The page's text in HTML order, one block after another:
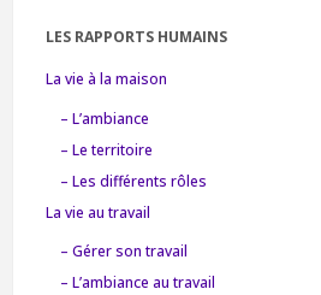
LES RAPPORTS HUMAINS
La vie à la maison
– L’ambiance
– Le territoire
– Les différents rôles
La vie au travail
– Gérer son travail
– L’ambiance au travail